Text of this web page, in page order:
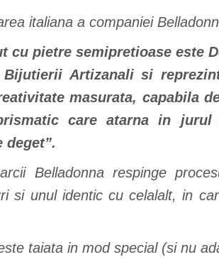
italiana a companiei
cu pietre semipretioase este
Artizanali si
masurata, capabila
care atarna in
deget”.
Belladonna respinge
si unul identic cu celalalt, in
taiata in mod special (si nu